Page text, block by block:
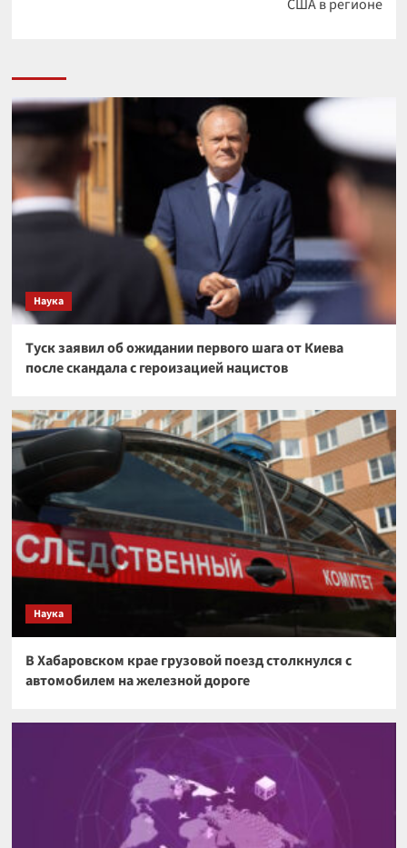
США в регионе
Наука
Туск заявил об ожидании первого шага от Киева
после скандала с героизацией нацистов
Наука
В Хабаровском крае грузовой поезд столкнулся с
автомобилем на железной дороге